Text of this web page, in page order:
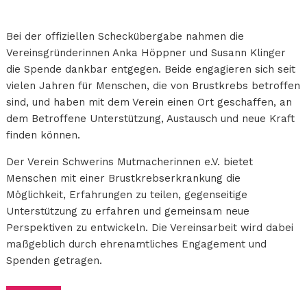
Bei der offiziellen Scheckübergabe nahmen die
Vereinsgründerinnen Anka Höppner und Susann Klinger
die Spende dankbar entgegen. Beide engagieren sich seit
vielen Jahren für Menschen, die von Brustkrebs betroffen
sind, und haben mit dem Verein einen Ort geschaffen, an
dem Betroffene Unterstützung, Austausch und neue Kraft
finden können.
Der Verein Schwerins Mutmacherinnen e.V. bietet
Menschen mit einer Brustkrebserkrankung die
Möglichkeit, Erfahrungen zu teilen, gegenseitige
Unterstützung zu erfahren und gemeinsam neue
Perspektiven zu entwickeln. Die Vereinsarbeit wird dabei
maßgeblich durch ehrenamtliches Engagement und
Spenden getragen.